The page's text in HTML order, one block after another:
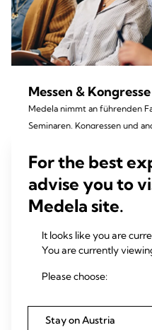
Messen & Kongresse
Medela nimmt an führenden
Seminaren, Kongressen und
demnächst antreffen können.
For the best
advise you to
Medela site.
It looks like you are
You are currently
Please choose:
Stay on Austria